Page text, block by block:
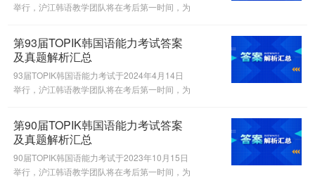
举行，沪江韩语教学团队将在考后第一时间，为
第93届TOPIK韩国语能力考试答案
及真题解析汇总
93届TOPIK韩国语能力考试于2024年4月14日
举行，沪江韩语教学团队将在考后第一时间，为
第90届TOPIK韩国语能力考试答案
及真题解析汇总
90届TOPIK韩国语能力考试于2023年10月15日
举行，沪江韩语教学团队将在考后第一时间，为